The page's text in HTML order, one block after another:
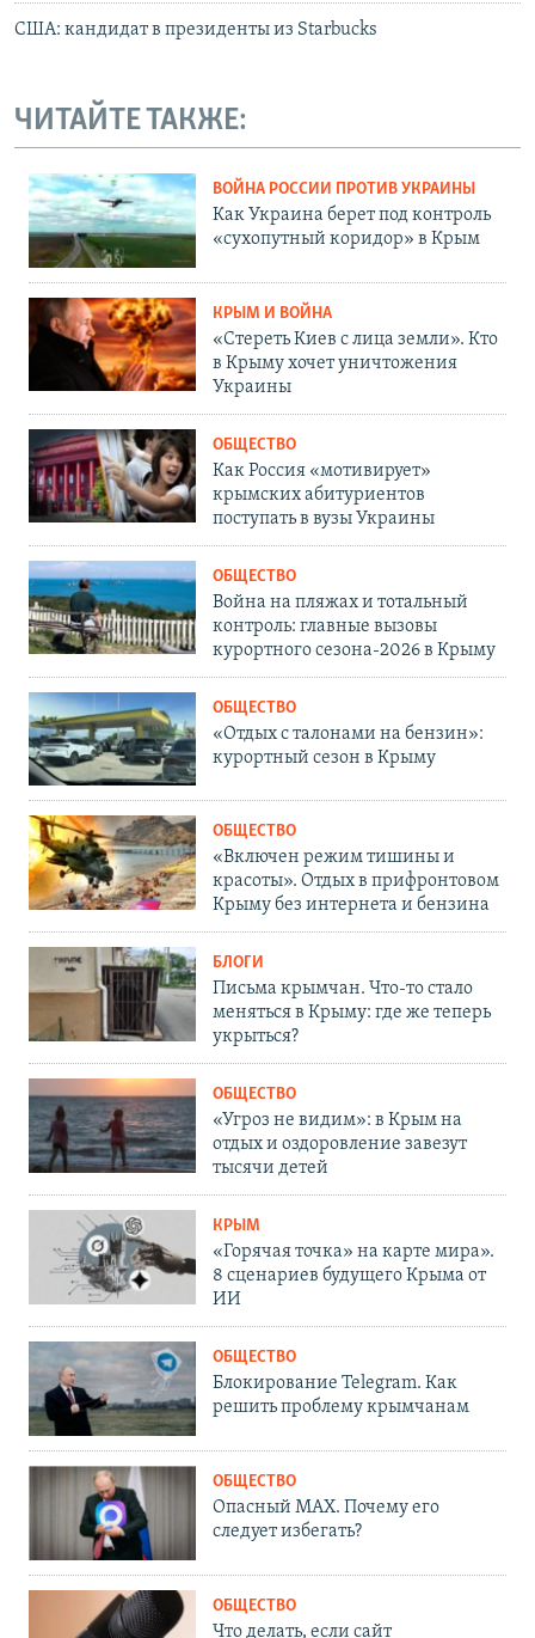
США: кандидат в президенты из Starbucks
ЧИТАЙТЕ ТАКЖЕ:
ВОЙНА РОССИИ ПРОТИВ УКРАИНЫ
Как Украина берет под контроль
«сухопутный коридор» в Крым
КРЫМ И ВОЙНА
«Стереть Киев с лица земли». Кто
в Крыму хочет уничтожения
Украины
ОБЩЕСТВО
Как Россия «мотивирует»
крымских абитуриентов
поступать в вузы Украины
ОБЩЕСТВО
Война на пляжах и тотальный
контроль: главные вызовы
курортного сезона-2026 в Крыму
ОБЩЕСТВО
«Отдых с талонами на бензин»:
курортный сезон в Крыму
ОБЩЕСТВО
«Включен режим тишины и
красоты». Отдых в прифронтовом
Крыму без интернета и бензина
БЛОГИ
Письма крымчан. Что-то стало
меняться в Крыму: где же теперь
укрыться?
ОБЩЕСТВО
«Угроз не видим»: в Крым на
отдых и оздоровление завезут
тысячи детей
КРЫМ
«Горячая точка» на карте мира».
8 сценариев будущего Крыма от
ИИ
ОБЩЕСТВО
Блокирование Telegram. Как
решить проблему крымчанам
ОБЩЕСТВО
Опасный MAX. Почему его
следует избегать?
ОБЩЕСТВО
Что делать, если сайт